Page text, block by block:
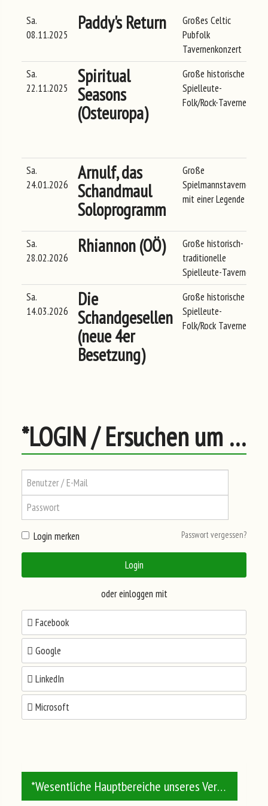
Sa.
08.11.2025
Paddy's Return
Großes Celtic
Pubfolk
Tavernenkonzert
Sa.
22.11.2025
Spiritual
Seasons
(Osteuropa)
Große historische
Spielleute-
Folk/Rock-Taverne
Sa.
24.01.2026
Arnulf, das
Schandmaul
Soloprogramm
Große
Spielmannstaverne
mit einer Legende
Sa.
28.02.2026
Rhiannon (OÖ)
Große historisch-
traditionelle
Spielleute-Taverne
Sa.
14.03.2026
Die
Schandgesellen
(neue 4er
Besetzung)
Große historische
Spielleute-
Folk/Rock Taverne
*LOGIN / Ersuchen um REGISTRIERUNG
Passwort vergessen?
Login merken
Login
oder einloggen mit
Facebook
Google
LinkedIn
Microsoft
*Wesentliche Hauptbereiche unseres Vereins- und Aktivenlebens
PLÄTZE-
RESERVIERUNG
+++
FRÜHBUCHER
+++
ab 10
dich